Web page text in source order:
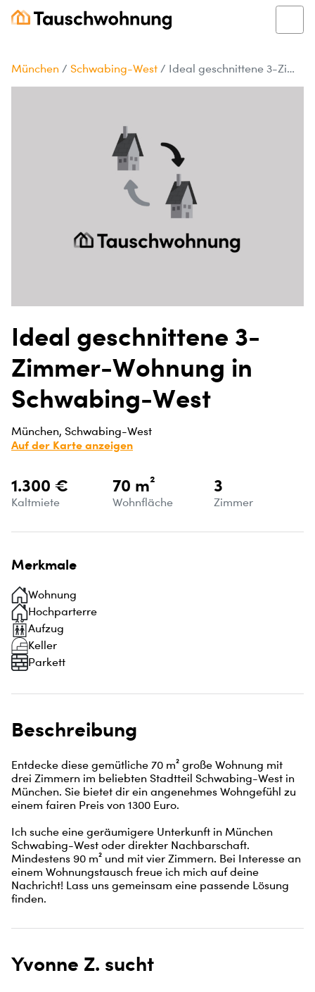
München / Schwabing-West / Ideal geschnittene 3-Zimmer-Wohnung in Schwabing-West
Ideal geschnittene 3-
Zimmer-Wohnung in
Schwabing-West
München, Schwabing-West
Auf der Karte anzeigen
1.300 €
Kaltmiete
70 m²
Wohnfläche
3
Zimmer
Merkmale
Wohnung
Hochparterre
Aufzug
Keller
Parkett
Beschreibung
Entdecke diese gemütliche 70 m² große Wohnung mit
drei Zimmern im beliebten Stadtteil Schwabing-West in
München. Sie bietet dir ein angenehmes Wohngefühl zu
einem fairen Preis von 1300 Euro.
Ich suche eine geräumigere Unterkunft in München
Schwabing-West oder direkter Nachbarschaft.
Mindestens 90 m² und mit vier Zimmern. Bei Interesse an
einem Wohnungstausch freue ich mich auf deine
Nachricht! Lass uns gemeinsam eine passende Lösung
finden.
Yvonne Z. sucht